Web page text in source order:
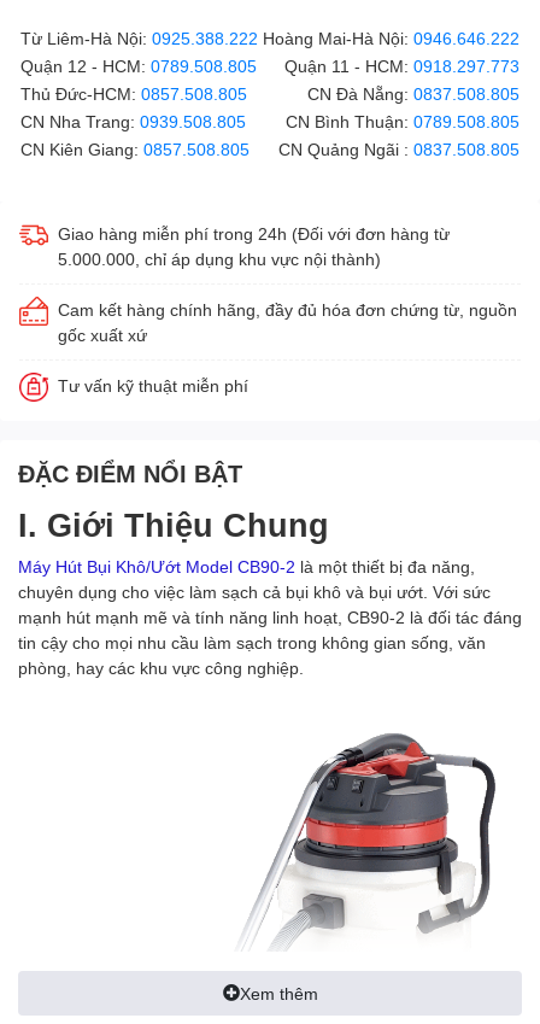
Từ Liêm-Hà Nội: 0925.388.222 Hoàng Mai-Hà Nội: 0946.646.222
Quận 12 - HCM: 0789.508.805 Quận 11 - HCM: 0918.297.773
Thủ Đức-HCM: 0857.508.805 CN Đà Nẵng: 0837.508.805
CN Nha Trang: 0939.508.805 CN Bình Thuận: 0789.508.805
CN Kiên Giang: 0857.508.805 CN Quảng Ngãi : 0837.508.805
Giao hàng miễn phí trong 24h (Đối với đơn hàng từ
5.000.000, chỉ áp dụng khu vực nội thành)
Cam kết hàng chính hãng, đầy đủ hóa đơn chứng từ, nguồn
gốc xuất xứ
Tư vấn kỹ thuật miễn phí
ĐẶC ĐIỂM NỔI BẬT
I. Giới Thiệu Chung
Máy Hút Bụi Khô/Ướt Model CB90-2 là một thiết bị đa năng,
chuyên dụng cho việc làm sạch cả bụi khô và bụi ướt. Với sức
mạnh hút mạnh mẽ và tính năng linh hoạt, CB90-2 là đối tác đáng
tin cậy cho mọi nhu cầu làm sạch trong không gian sống, văn
phòng, hay các khu vực công nghiệp.
Xem thêm